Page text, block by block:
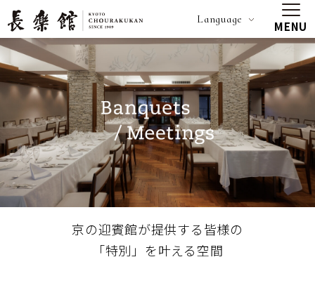
Language MENU
京の迎賓館が提供する皆様の
「特別」を叶える空間